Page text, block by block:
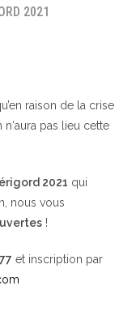
2021
raison de la crise
n‘aura pas lieu cette
2021 qui
nous vous
!
et inscription par